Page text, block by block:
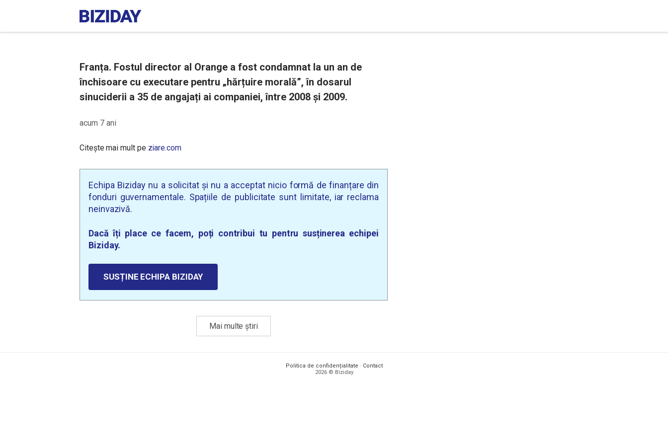
Franța. Fostul director al Orange a fost condamnat la un an de
închisoare cu executare pentru „hărțuire morală”, în dosarul
sinuciderii a 35 de angajați ai companiei, între 2008 și 2009.
acum 7 ani
Citește mai mult pe ziare.com
Echipa Biziday nu a solicitat și nu a acceptat nicio formă de finanțare din
fonduri guvernamentale. Spațiile de publicitate sunt limitate, iar reclama
neinvazivă.
Dacă îți place ce facem, poți contribui tu pentru susținerea echipei
Biziday.
SUSȚINE ECHIPA BIZIDAY
Mai multe știri
Politica de confidențialitate · Contact
2026 © Biziday